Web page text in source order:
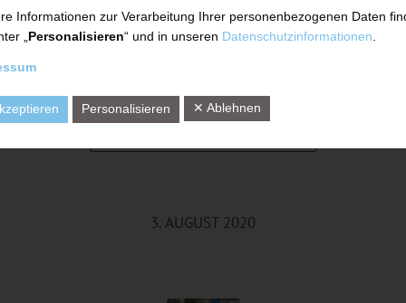
unseres Unternehmens. Außerdem ebnen wir
den Weg in eine erfolgreiche
Gesellschafter der UTH GmbH.
Weiterlesen
3. AUGUST 2020
Informationen zur Verarbeitung Ihrer personenbezogenen Daten
„ Personalisieren“ und in unseren Datenschutzinformationen
Personalisieren ✕ Ablehnen